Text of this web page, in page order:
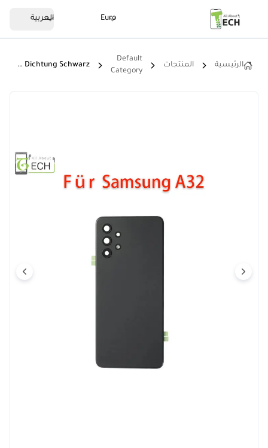
Euro العربية
الرئيسية المنتجات
Default
Category
Für Samsung Galaxy A32 4G A325 Akkudeckel Backcover Rückseite + Dichtung Schwarz